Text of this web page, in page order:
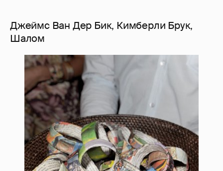
Джеймс Ван Дер Бик, Кимберли Брук,
Шалом